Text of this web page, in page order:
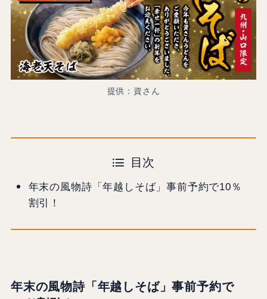
提供：資さん
目次
年末の風物詩「年越しそば」事前予約で10％
割引！
年末の風物詩「年越しそば」事前予約で